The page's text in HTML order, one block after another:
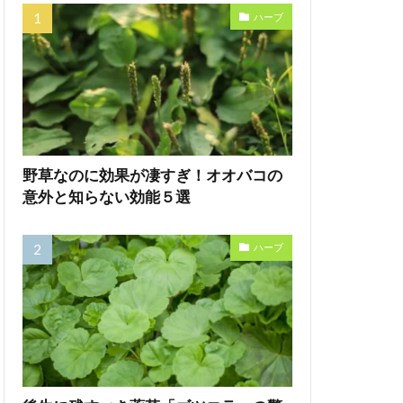
ハーブ
野草なのに効果が凄すぎ！オオバコの
意外と知らない効能５選
ハーブ